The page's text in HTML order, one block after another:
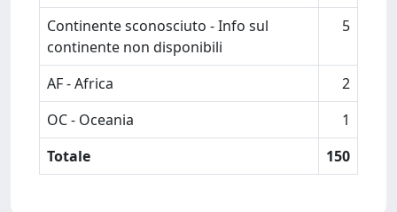
Continente sconosciuto - Info sul
continente non disponibili
5
AF - Africa
2
OC - Oceania
1
Totale
150